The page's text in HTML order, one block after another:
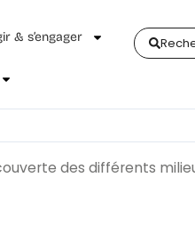
& s’engager
des différents